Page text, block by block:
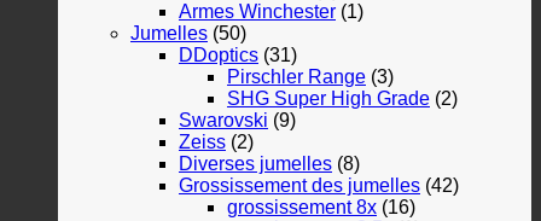
Armes Winchester (1)
Jumelles (50)
DDoptics (31)
Pirschler Range (3)
SHG Super High Grade (2)
Swarovski (9)
Zeiss (2)
Diverses jumelles (8)
Grossissement des jumelles (42)
grossissement 8x (16)